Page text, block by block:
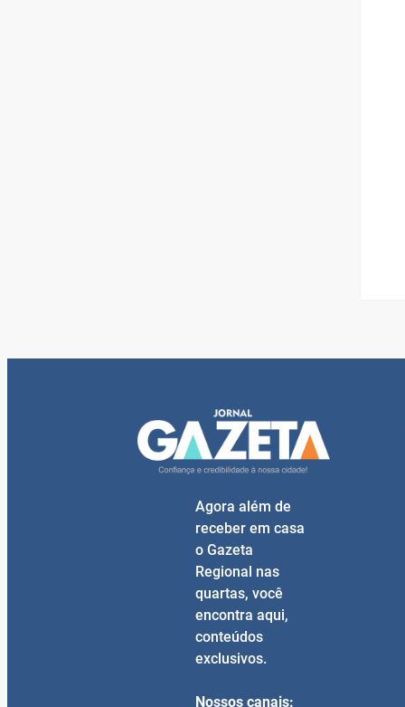
Agora além de
receber em casa
o Gazeta
Regional nas
quartas, você
encontra aqui,
conteúdos
exclusivos.
Nossos canais: